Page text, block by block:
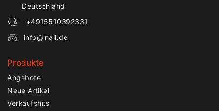
Deutschland
+4915510392331
info@lnail.de
Produkte
Angebote
Neue Artikel
Verkaufshits